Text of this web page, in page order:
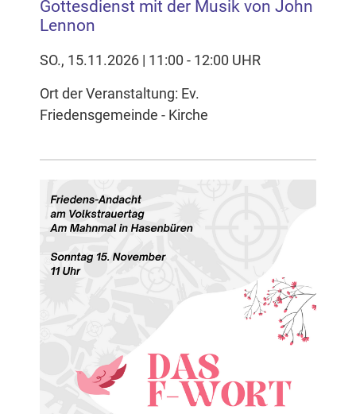
Gottesdienst mit der Musik von John
Lennon
SO., 15.11.2026 | 11:00 - 12:00 UHR
Ort der Veranstaltung: Ev.
Friedensgemeinde - Kirche